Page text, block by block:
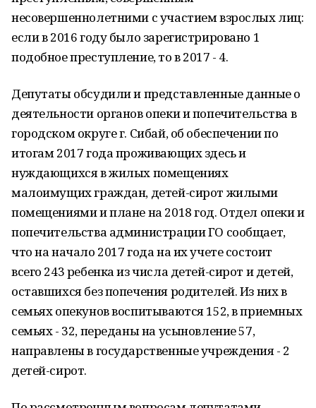
несовершеннолетними с участием взрослых лиц:
если в 2016 году было зарегистрировано 1
подобное преступление, то в 2017 - 4.
Депутаты обсудили и представленные данные о
деятельности органов опеки и попечительства в
городском округе г. Сибай, об обеспечении по
итогам 2017 года проживающих здесь и
нуждающихся в жилых помещениях
малоимущих граждан, детей-сирот жилыми
помещениями и плане на 2018 год. Отдел опеки и
попечительства администрации ГО сообщает,
что на начало 2017 года на их учете состоит
всего 243 ребенка из числа детей-сирот и детей,
оставшихся без попечения родителей. Из них в
семьях опекунов воспитываются 152, в приемных
семьях - 32, переданы на усыновление 57,
направлены в государственные учреждения - 2
детей-сирот.